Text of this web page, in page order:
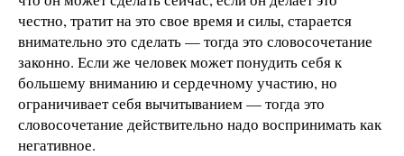
честно, тратит на это свое время и силы, старается
внимательно это сделать — тогда это словосочетание
законно. Если же человек может понудить себя к
большему вниманию и сердечному участию, но
ограничивает себя вычитыванием — тогда это
словосочетание действительно надо воспринимать как
негативное.